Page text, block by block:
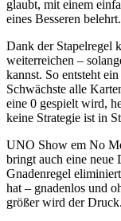
glaubt, mit einem
eines Besseren belehrt.
Dank der Stapelregel
weiterreichen –
kannst. So entsteht
Schwächste alle
eine 0 gespielt wird,
keine Strategie ist in
UNO Show em No
bringt auch eine neue
Gnadenregel
hat – gnadenlos und
größer wird der